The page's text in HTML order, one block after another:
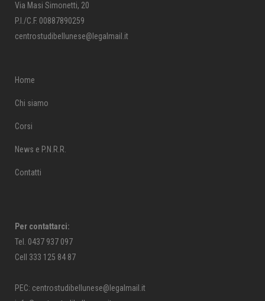
Via Masi Simonetti, 20
P.I./C.F. 00887890259
centrostudibellunese@legalmail.it
Home
Chi siamo
Corsi
News e P.N.R.R.
Contatti
Per contattarci:
Tel. 0437 937 097
Cell 333 125 84 87
PEC: centrostudibellunese@legalmail.it